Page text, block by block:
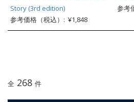
Story (3rd edition)
参考価格（税込）: ¥1,848
参考
全 268 件